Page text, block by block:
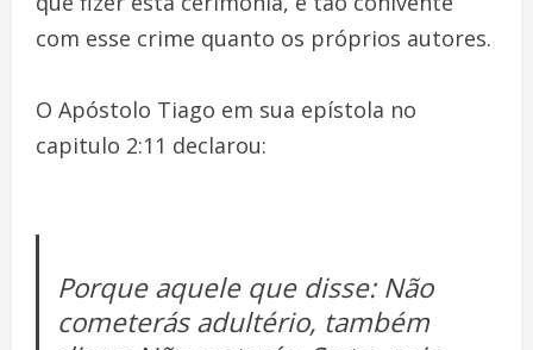
com esse crime quanto os próprios autores.
O Apóstolo Tiago em sua epístola no
capitulo 2:11 declarou:
Porque aquele que disse: Não
cometerás adultério, também